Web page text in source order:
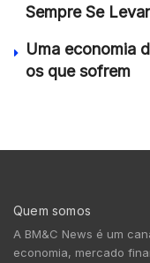
Sempre Se
Uma economia
os que sofrem
Quem somos
A BM&C News é um
economia, mercado